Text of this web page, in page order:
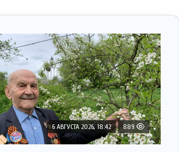
6 АВГУСТА 2026, 18:42 889